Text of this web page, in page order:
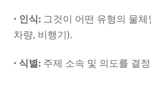
• 인식: 그것이 어떤 유형의 물
차량, 비행기).
• 식별: 주제 소속 및 의도를 결